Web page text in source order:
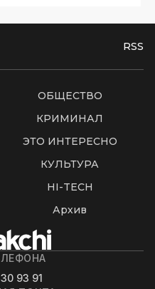
RSS
ОБЩЕСТВО
КРИМИНАЛ
ЭТО ИНТЕРЕСНО
КУЛЬТУРА
HI-TECH
Архив
93 91